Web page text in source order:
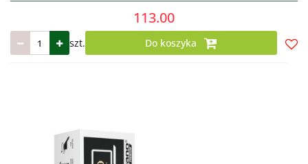
113.00
szt. Do koszyka